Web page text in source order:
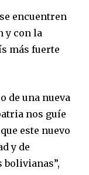
encuentren
y con la
más fuerte
de una nueva
nos guíe
este nuevo
y de